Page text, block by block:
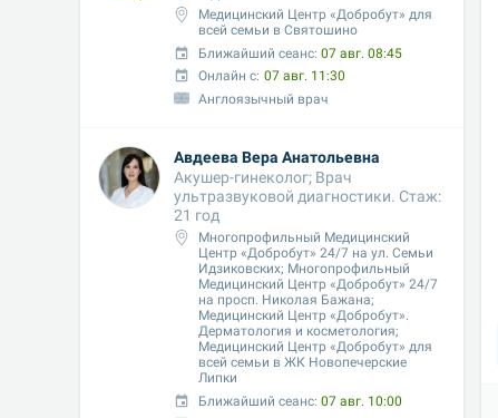
Медицинский Центр «Добробут» для
всей семьи в Святошино
Ближайший сеанс: 07 авг. 08:45
Онлайн с: 07 авг. 11:30
Англоязычный врач
Авдеева Вера Анатольевна
Акушер-гинеколог; Врач
ультразвуковой диагностики. Стаж:
21 год
Многопрофильный Медицинский
Центр «Добробут» 24/7 на ул. Семьи
Идзиковских; Многопрофильный
Медицинский Центр «Добробут» 24/7
на просп. Николая Бажана;
Медицинский Центр «Добробут».
Дерматология и косметология;
Медицинский Центр «Добробут» для
всей семьи в ЖК Новопечерские
Липки
Ближайший сеанс: 07 авг. 10:00